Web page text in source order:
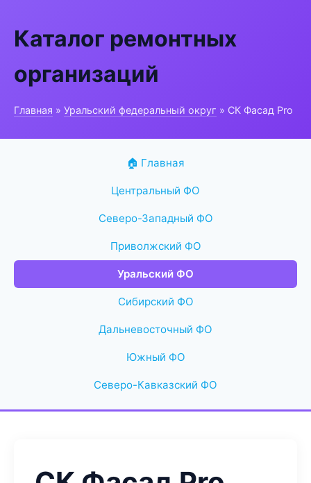
Каталог ремонтных
организаций
Главная » Уральский федеральный округ » СК Фасад Pro
🏠 Главная
Центральный ФО
Северо-Западный ФО
Приволжский ФО
Уральский ФО
Сибирский ФО
Дальневосточный ФО
Южный ФО
Северо-Кавказский ФО